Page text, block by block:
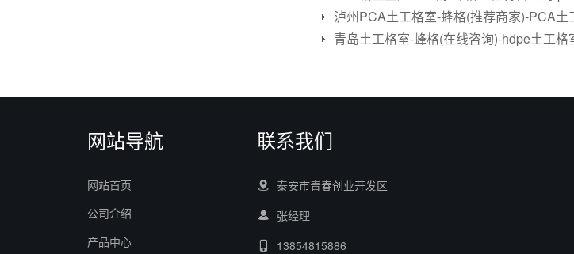
网站导航
网站首页
公司介绍
产品中心
联系我们
泰安市青春创业开发区
张经理
13854815886